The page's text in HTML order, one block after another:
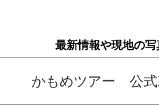
最新情報や現地の写
かもめツアー 公